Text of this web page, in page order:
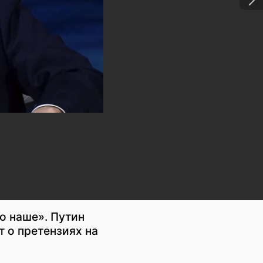
наше». Путин
о претензиях на